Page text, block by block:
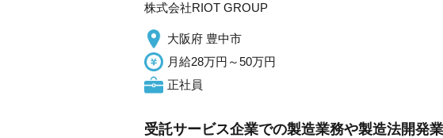
株式会社RIOT GROUP
大阪府 豊中市
月給28万円～50万円
正社員
受託サービス企業での製造業務や製造法開発